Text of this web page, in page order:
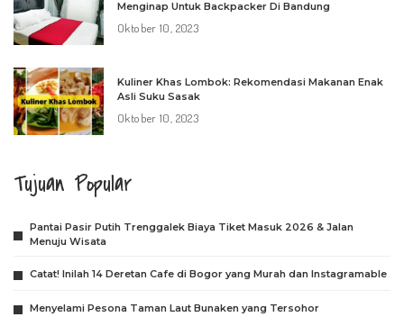
Menginap Untuk Backpacker Di Bandung
Oktober 10, 2023
Kuliner Khas Lombok: Rekomendasi Makanan Enak
Asli Suku Sasak
Oktober 10, 2023
Tujuan Popular
Pantai Pasir Putih Trenggalek Biaya Tiket Masuk 2026 & Jalan
Menuju Wisata
Catat! Inilah 14 Deretan Cafe di Bogor yang Murah dan Instagramable
Menyelami Pesona Taman Laut Bunaken yang Tersohor